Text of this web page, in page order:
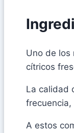
Uno de los
cítricos
La calidad
A estos